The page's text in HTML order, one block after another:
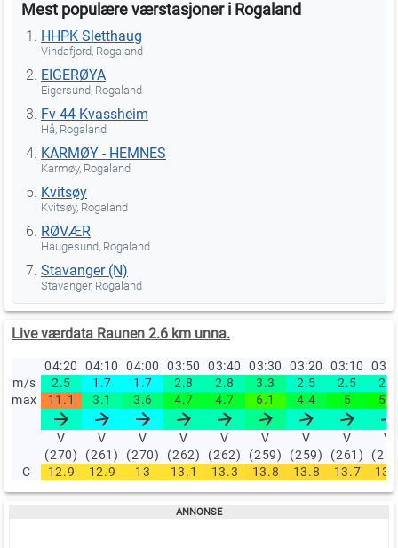
Mest populære værstasjoner i Rogaland
HHPK Sletthaug
Vindafjord, Rogaland
EIGERØYA
Eigersund, Rogaland
Fv 44 Kvassheim
Hå, Rogaland
KARMØY - HEMNES
Karmøy, Rogaland
Kvitsøy
Kvitsøy, Rogaland
RØVÆR
Haugesund, Rogaland
Stavanger (N)
Stavanger, Rogaland
Live værdata Raunen 2.6 km unna.
04:20 04:10 04:00 03:50 03:40 03:30 03:20 03:10
m/s
2.5 1.7 1.7 2.8 2.8 3.3 2.5 2.5
2.5
max
11.1 3.1 3.6 4.7 4.7 6.1 4.4 5 5.3
V
(270)
V
(261)
V
(270)
V
(262)
V
(262)
V
(259)
V
(259)
V
(261)
V
C
12.9 12.9 13 13.1 13.3 13.8 13.8 13.7